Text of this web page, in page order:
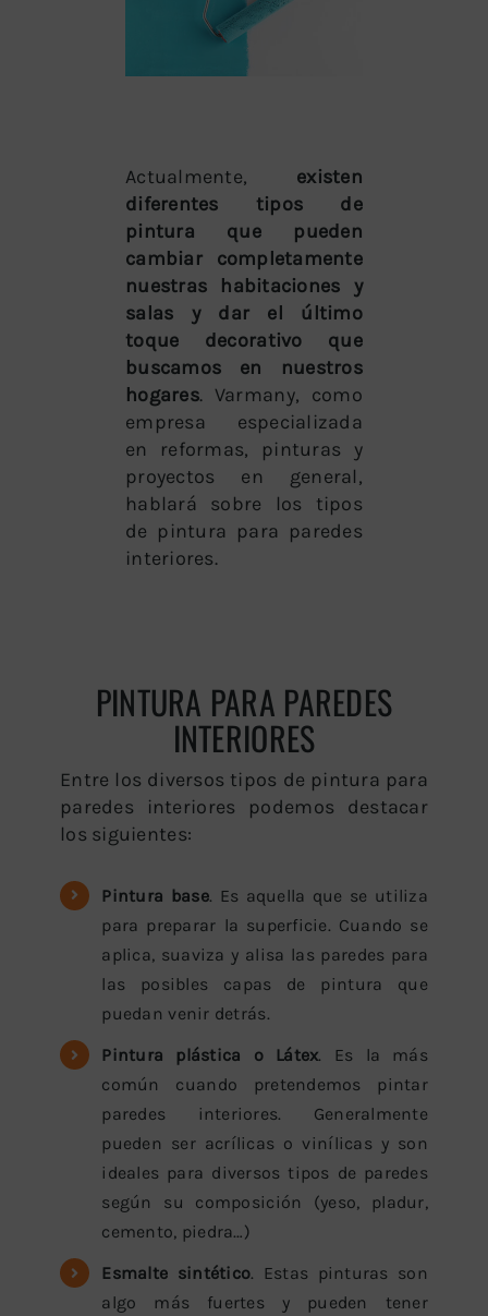
Actualmente, existen
diferentes tipos de
pintura que pueden
cambiar completamente
nuestras habitaciones y
salas y dar el último
toque decorativo que
buscamos en nuestros
hogares. Varmany, como
empresa especializada
en reformas, pinturas y
proyectos en general,
hablará sobre los tipos
de pintura para paredes
interiores.
PINTURA PARA PAREDES
INTERIORES
Entre los diversos tipos de pintura para
paredes interiores podemos destacar
los siguientes:
Pintura base. Es aquella que se utiliza
para preparar la superficie. Cuando se
aplica, suaviza y alisa las paredes para
las posibles capas de pintura que
puedan venir detrás.
Pintura plástica o Látex. Es la más
común cuando pretendemos pintar
paredes interiores. Generalmente
pueden ser acrílicas o vinílicas y son
ideales para diversos tipos de paredes
según su composición (yeso, pladur,
cemento, piedra…)
Esmalte sintético. Estas pinturas son
algo más fuertes y pueden tener